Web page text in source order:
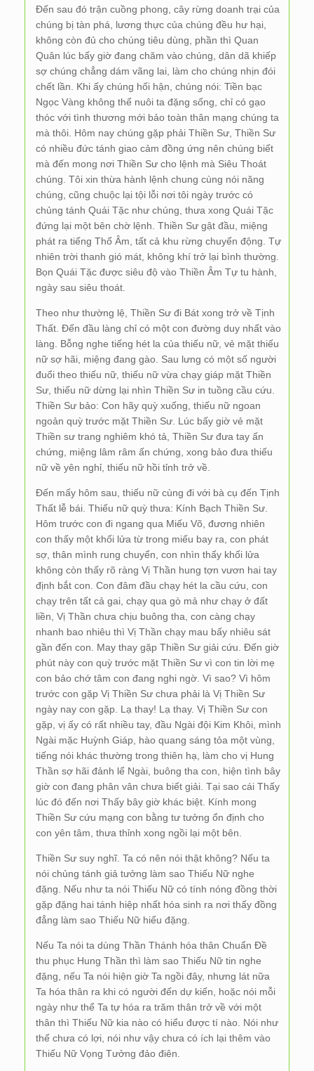
Đến sau đó trận cuồng phong, cây rừng doanh trại của
chúng bị tàn phá, lương thực của chúng đều hư hại,
không còn đủ cho chúng tiêu dùng, phần thì Quan
Quân lúc bấy giờ đang chăm vào chúng, dân dã khiếp
sợ chúng chẳng dám vãng lai, làm cho chúng nhịn đói
chết lần. Khi ấy chúng hối hận, chúng nói: Tiền bạc
Ngọc Vàng không thể nuôi ta đặng sống, chỉ có gạo
thóc với tình thương mới bảo toàn thân mạng chúng ta
mà thôi. Hôm nay chúng gặp phải Thiền Sư, Thiền Sư
có nhiều đức tánh giao cảm đồng ứng nên chúng biết
mà đến mong nơi Thiền Sư cho lệnh mà Siêu Thoát
chúng. Tôi xin thừa hành lệnh chung cùng nói năng
chúng, cũng chuộc lại tội lỗi nơi tôi ngày trước có
chủng tánh Quái Tặc như chúng, thưa xong Quái Tặc
đứng lại một bên chờ lệnh. Thiền Sư gật đầu, miệng
phát ra tiếng Thổ Âm, tất cả khu rừng chuyển động. Tự
nhiên trời thanh gió mát, không khí trở lại bình thường.
Bọn Quái Tặc được siêu độ vào Thiền Âm Tự tu hành,
ngày sau siêu thoát.
Theo như thường lệ, Thiền Sư đi Bát xong trở về Tịnh
Thất. Đến đầu làng chỉ có một con đường duy nhất vào
làng. Bỗng nghe tiếng hét la của thiếu nữ, vẻ mặt thiếu
nữ sợ hãi, miệng đang gào. Sau lưng có một số người
đuổi theo thiếu nữ, thiếu nữ vừa chạy giáp mặt Thiền
Sư, thiếu nữ dừng lại nhìn Thiền Sư in tuồng cầu cứu.
Thiền Sư bảo: Con hãy quỳ xuống, thiếu nữ ngoan
ngoản quỳ trước mặt Thiền Sư. Lúc bấy giờ vẻ mặt
Thiền sư trang nghiêm khó tả, Thiền Sư đưa tay ấn
chứng, miệng lâm râm ấn chứng, xong bảo đưa thiếu
nữ về yên nghỉ, thiếu nữ hồi tỉnh trở về.
Đến mấy hôm sau, thiếu nữ cùng đi với bà cụ đến Tịnh
Thất lễ bái. Thiếu nữ quỳ thưa: Kính Bạch Thiền Sư.
Hôm trước con đi ngang qua Miếu Võ, đương nhiên
con thấy một khối lửa từ trong miếu bay ra, con phát
sợ, thân mình rung chuyển, con nhìn thấy khối lửa
không còn thấy rõ ràng Vị Thần hung tợn vươn hai tay
định bắt con. Con đâm đầu chạy hét la cầu cứu, con
chạy trên tất cả gai, chạy qua gò mả như chạy ở đất
liền, Vị Thần chưa chịu buông tha, con càng chạy
nhanh bao nhiêu thì Vị Thần chạy mau bấy nhiêu sát
gần đến con. May thay gặp Thiền Sư giải cứu. Đến giờ
phút này con quỳ trước mặt Thiền Sư vì con tin lời mẹ
con bảo chớ tâm con đang nghi ngờ. Vì sao? Vì hôm
trước con gặp Vị Thiền Sư chưa phải là Vị Thiền Sư
ngày nay con gặp. Lạ thay! Lạ thay. Vị Thiền Sư con
gặp, vị ấy có rất nhiều tay, đầu Ngài đội Kim Khôi, mình
Ngài mặc Huỳnh Giáp, hào quang sáng tỏa một vùng,
tiếng nói khác thường trong thiên hạ, làm cho vị Hung
Thần sợ hãi đảnh lể Ngài, buông tha con, hiện tình bây
giờ con đang phân vân chưa biết giải. Tại sao cái Thấy
lúc đó đến nơi Thấy bây giờ khác biệt. Kính mong
Thiền Sư cứu mạng con bằng tư tưởng ổn định cho
con yên tâm, thưa thỉnh xong ngồi lại một bên.
Thiền Sư suy nghĩ. Ta có nên nói thật không? Nếu ta
nói chủng tánh giả tưởng làm sao Thiếu Nữ nghe
đặng. Nếu như ta nói Thiếu Nữ có tính nóng đồng thời
gặp đặng hai tánh hiệp nhất hóa sinh ra nơi thấy đồng
đẳng làm sao Thiếu Nữ hiểu đặng.
Nếu Ta nói ta dùng Thần Thánh hóa thân Chuẩn Đề
thu phục Hung Thần thì làm sao Thiếu Nữ tin nghe
đặng, nếu Ta nói hiện giờ Ta ngồi đây, nhưng lát nữa
Ta hóa thân ra khi có người đến dự kiến, hoặc nói mỗi
ngày như thể Ta tự hóa ra trăm thân trở về với một
thân thì Thiếu Nữ kia nào có hiểu được tí nào. Nói như
thế chưa có lợi, nói như vậy chưa có ích lại thêm vào
Thiếu Nữ Vọng Tưởng đảo điên.